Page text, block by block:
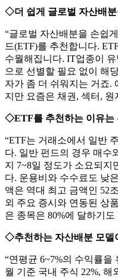
◇더 쉽게 글로벌 자산배분
“글로벌 자산배분을 손쉽
드(ETF)를 추천합니다.
수월해집니다. IT업종이
으로 선별할 필요 없이 해
자가 좀 더 쉬워지는 거죠.
지만 요즘은 채권, 섹터,
◇ETF를 추천하는 이유는
“ETF는 거래소에서 일반
다. 일반 펀드의 경우 매수
지 7~8일 정도가 소요되지
다. 운용비와 수수료도 낮
액은 역대 최고 금액인 52
외 주요 증시와 연동된 상
은 종목은 80%에 달하기도
◇추천하는 자산배분 모델
“연평균 6~7%의 수익률을
월 기준 국내 주식 22%, 해